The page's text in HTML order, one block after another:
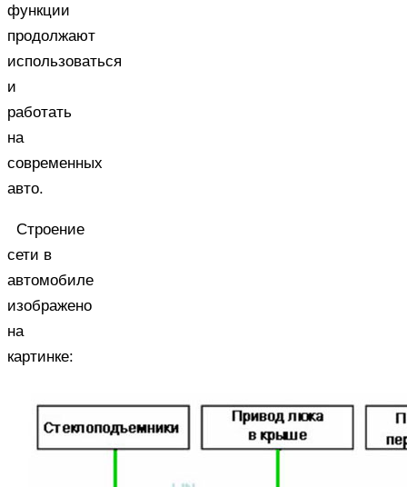
функции
продолжают
использоваться
и
работать
на
современных
авто.
Строение
сети в
автомобиле
изображено
на
картинке: